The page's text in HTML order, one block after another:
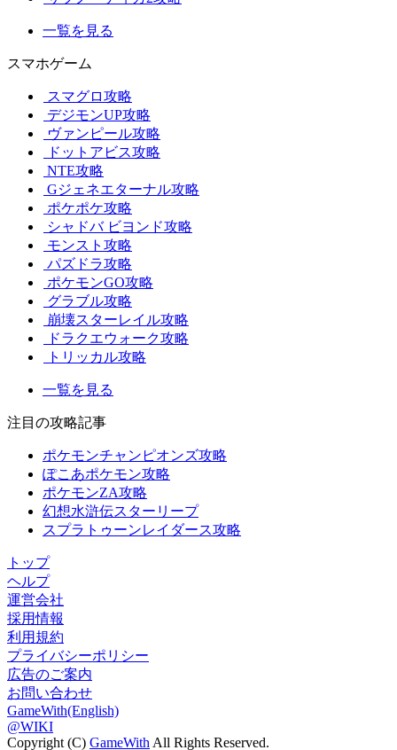
一覧を見る
スマホゲーム
スマグロ攻略
デジモンUP攻略
ヴァンピール攻略
ドットアビス攻略
NTE攻略
Gジェネエターナル攻略
ポケポケ攻略
シャドバ ビヨンド攻略
モンスト攻略
パズドラ攻略
ポケモンGO攻略
グラブル攻略
崩壊スターレイル攻略
ドラクエウォーク攻略
トリッカル攻略
一覧を見る
注目の攻略記事
ポケモンチャンピオンズ攻略
ぽこあポケモン攻略
ポケモンZA攻略
幻想水滸伝スターリープ
スプラトゥーンレイダース攻略
トップ
ヘルプ
運営会社
採用情報
利用規約
プライバシーポリシー
広告のご案内
お問い合わせ
GameWith(English)
@WIKI
Copyright (C) GameWith All Rights Reserved.